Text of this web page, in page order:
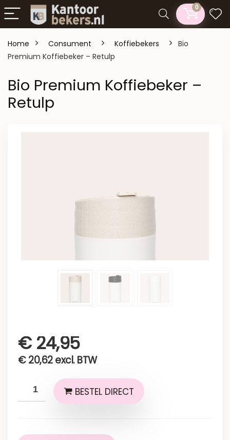
0
Home Consument Koffiebekers
Bio
Premium Koffiebeker – Retulp
Bio Premium Koffiebeker –
Retulp
€24,95
€20,62 excl. BTW
BESTEL DIRECT